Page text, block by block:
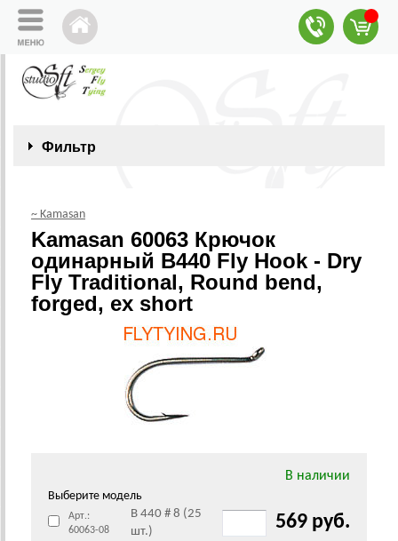
Фильтр
~ Kamasan
Kamasan 60063 Крючок
одинарный B440 Fly Hook - Dry
Fly Traditional, Round bend,
forged, ex short
В наличии
Выберите модель
Арт.:
60063-08
B 440 # 8 (25
шт.)
569 руб.